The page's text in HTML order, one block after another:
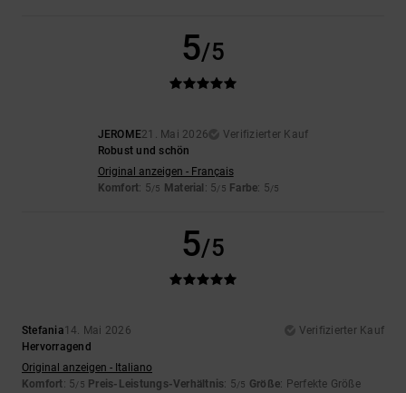
5/5
JEROME21. Mai 2026
Verifizierter Kauf
Robust und schön
Original anzeigen - Français
Komfort: 5/5 Material : 5/5 Farbe: 5/5
5/5
Stefania14. Mai 2026
Verifizierter Kauf
Hervorragend
Original anzeigen - Italiano
Komfort: 5/5 Preis-Leistungs-Verhältnis: 5/5 Größe: Perfekte Größe